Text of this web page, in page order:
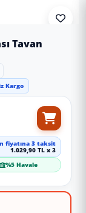
Tavan
Kargo
fiyatına 3 taksit
1.029,90 TL x 3
%5 Havale